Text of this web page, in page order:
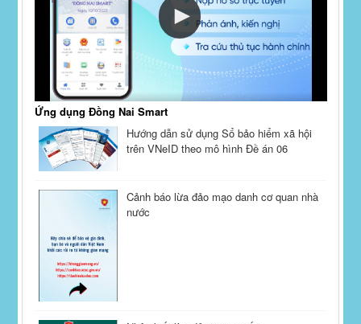
Ứng dụng Đồng Nai Smart
Hướng dẫn sử dụng Sổ bảo hiểm xã hội
trên VNeID theo mô hình Đề án 06
Cảnh báo lừa đảo mạo danh cơ quan nhà
nước